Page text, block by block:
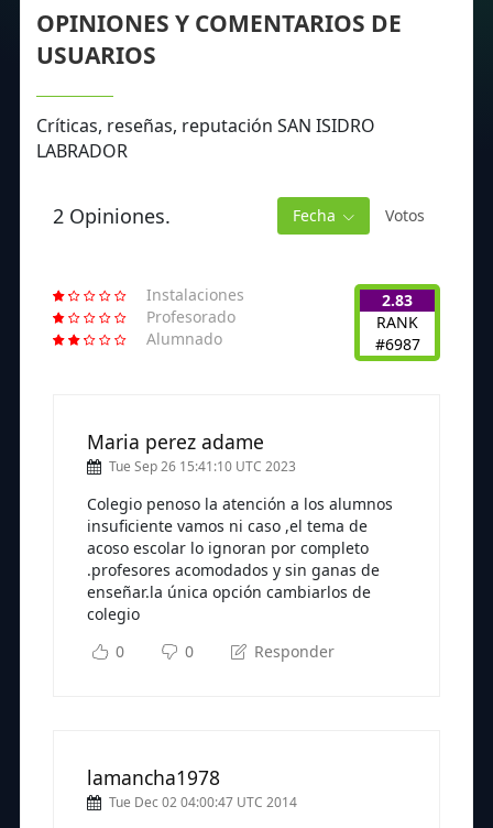
OPINIONES Y COMENTARIOS DE
USUARIOS
Críticas, reseñas, reputación SAN ISIDRO
LABRADOR
2 Opiniones. Fecha Votos
Instalaciones
Profesorado
Alumnado
2.83
RANK
#6987
Maria perez adame
Tue Sep 26 15:41:10 UTC 2023
Colegio penoso la atención a los alumnos
insuficiente vamos ni caso ,el tema de
acoso escolar lo ignoran por completo
.profesores acomodados y sin ganas de
enseñar.la única opción cambiarlos de
colegio
0
0 Responder
lamancha1978
Tue Dec 02 04:00:47 UTC 2014